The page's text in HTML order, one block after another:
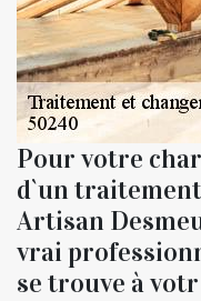
Pour votre
d`un
Artisan
vrai
se trouve à votr